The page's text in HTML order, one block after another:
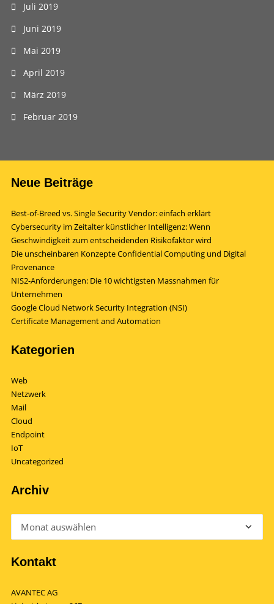
Juli 2019
Juni 2019
Mai 2019
April 2019
März 2019
Februar 2019
Neue Beiträge
Best-of-Breed vs. Single Security Vendor: einfach erklärt
Cybersecurity im Zeitalter künstlicher Intelligenz: Wenn
Geschwindigkeit zum entscheidenden Risikofaktor wird
Die unscheinbaren Konzepte Confidential Computing und Digital
Provenance
NIS2-Anforderungen: Die 10 wichtigsten Massnahmen für
Unternehmen
Google Cloud Network Security Integration (NSI)
Certificate Management and Automation
Kategorien
Web
Netzwerk
Mail
Cloud
Endpoint
IoT
Uncategorized
Archiv
Kontakt
AVANTEC AG